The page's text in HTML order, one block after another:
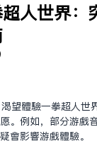
人世界：
望体验一拳超人世
。例如，部分游戏
会影响游戏体验。